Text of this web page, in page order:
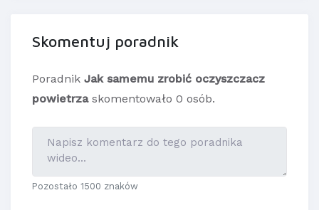
Skomentuj poradnik
Poradnik Jak samemu zrobić oczyszczacz
powietrzaskomentowało 0 osób.
Pozostało 1500 znaków